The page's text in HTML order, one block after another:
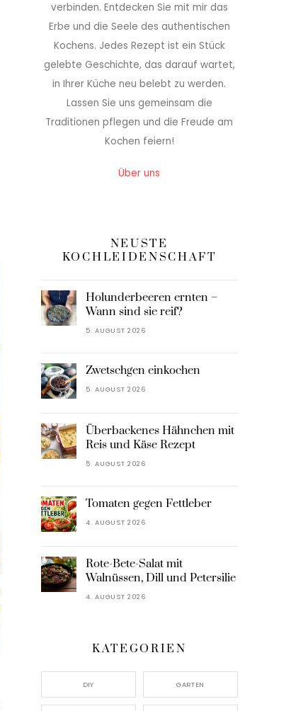
verbinden. Entdecken Sie mit mir das
Erbe und die Seele des authentischen
Kochens. Jedes Rezept ist ein Stück
gelebte Geschichte, das darauf wartet,
in Ihrer Küche neu belebt zu werden.
Lassen Sie uns gemeinsam die
Traditionen pflegen und die Freude am
Kochen feiern!
Über uns
NEUSTE
KOCHLEIDENSCHAFT
Holunderbeeren ernten –
Wann sind sie reif?
5. AUGUST 2026
Zwetschgen einkochen
5. AUGUST 2026
Überbackenes Hähnchen mit
Reis und Käse Rezept
5. AUGUST 2026
Tomaten gegen Fettleber
4. AUGUST 2026
Rote-Bete-Salat mit
Walnüssen, Dill und Petersilie
4. AUGUST 2026
KATEGORIEN
DIY GARTEN